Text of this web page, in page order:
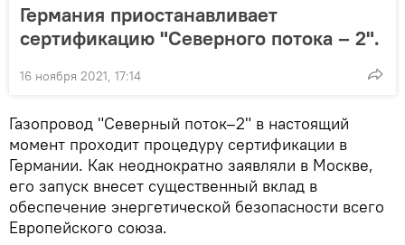
Германия приостанавливает
сертификацию "Северного потока – 2".
16 ноября 2021, 17:14
Газопровод "Северный поток–2" в настоящий
момент проходит процедуру сертификации в
Германии. Как неоднократно заявляли в Москве,
его запуск внесет существенный вклад в
обеспечение энергетической безопасности всего
Европейского союза.